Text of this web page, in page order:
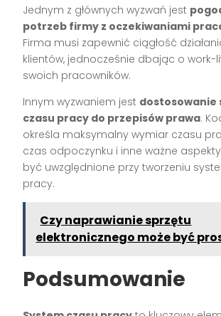
Jednym z głównych wyzwań jest
potrzeb firmy z oczekiwaniami
Firma musi zapewnić ciągłość
klientów, jednocześnie dbając o work-
swoich pracowników.
Innym wyzwaniem jest dostosowanie
czasu pracy do przepisów prawa.
określa maksymalny wymiar czasu
czas odpoczynku i inne ważne
być uwzględnione przy tworzeniu
pracy.
Czy naprawianie sprzętu
elektronicznego może być
Podsumowanie